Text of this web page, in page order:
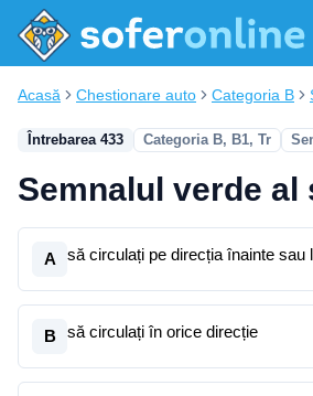
Acasă Chestionare auto Categoria B
Întrebarea 433 Categoria B, B1, Tr
Semnalul verde
A să circulați pe direcția înainte sau
B să circulați în orice direcție